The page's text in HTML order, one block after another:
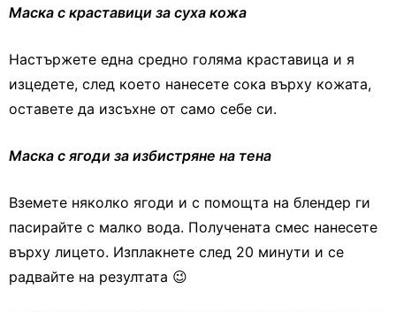
Маска с краставици за суха кожа
Настържете една средно голяма краставица и я
изцедете, след което нанесете сока върху кожата,
оставете да изсъхне от само себе си.
Маска с ягоди за избистряне на тена
Вземете няколко ягоди и с помощта на блендер ги
пасирайте с малко вода. Получената смес нанесете
върху лицето. Изплакнете след 20 минути и се
радвайте на резултата 😉